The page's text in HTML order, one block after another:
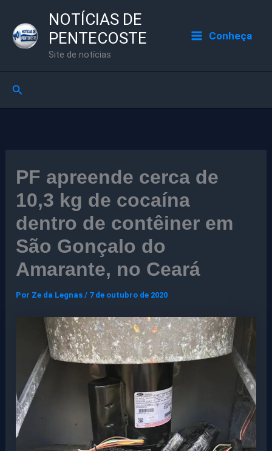
para
NOTÍCIAS DE
PENTECOSTE
Site de notícias
Conheça
Pesquisar
PF apreende cerca de
10,3 kg de cocaína
dentro de contêiner em
São Gonçalo do
Amarante, no Ceará
Por Ze da Legnas/ 7 de outubro de 2020